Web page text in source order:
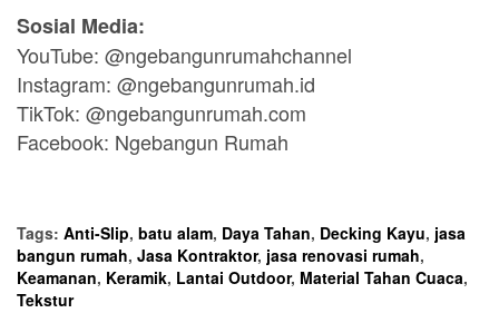
Sosial Media:
YouTube: @ngebangunrumahchannel
Instagram: @ngebangunrumah.id
TikTok: @ngebangunrumah.com
Facebook: Ngebangun Rumah
Tags: Anti-Slip, batu alam, Daya Tahan, Decking Kayu, jasa
bangun rumah, Jasa Kontraktor, jasa renovasi rumah,
Keamanan, Keramik, Lantai Outdoor, Material Tahan Cuaca,
Tekstur